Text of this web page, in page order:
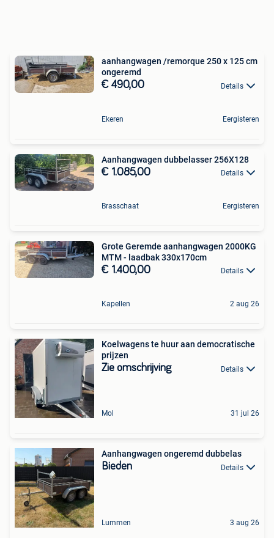
aanhangwagen /remorque 250 x 125 cm
ongeremd
€ 490,00 Details
Ekeren Eergisteren
Aanhangwagen dubbelasser 256X128
€ 1.085,00 Details
Brasschaat Eergisteren
Grote Geremde aanhangwagen 2000KG
MTM - laadbak 330x170cm
€ 1.400,00 Details
Kapellen 2 aug 26
Koelwagens te huur aan democratische
prijzen
Zie omschrijving Details
Mol 31 jul 26
Aanhangwagen ongeremd dubbelas
Bieden Details
Lummen 3 aug 26